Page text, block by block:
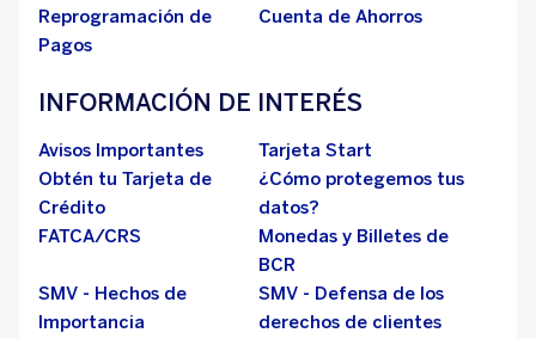
Reprogramación de
Pagos
Cuenta de Ahorros
INFORMACIÓN DE INTERÉS
Avisos Importantes
Tarjeta Start
Obtén tu Tarjeta de
Crédito
¿Cómo protegemos tus
datos?
FATCA/CRS
Monedas y Billetes de
BCR
SMV - Hechos de
Importancia
SMV - Defensa de los
derechos de clientes